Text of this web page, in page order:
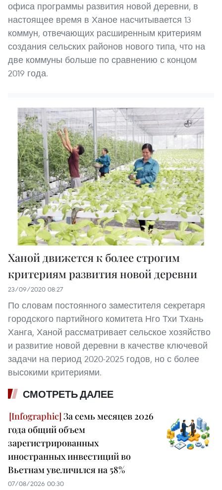
офиса программы развития новой деревни, в
настоящее время в Ханое насчитывается 13
коммун, отвечающих расширенным критериям
создания сельских районов нового типа, что на
две коммуны больше по сравнению с концом
2019 года.
Ханой движется к более строгим
критериям развития новой деревни
23/09/2020 08:27
По словам постоянного заместителя секретаря
городского партийного комитета Нго Тхи Тхань
Ханга, Ханой рассматривает сельское хозяйство
и развитие новой деревни в качестве ключевой
задачи на период 2020-2025 годов, но с более
высокими критериями.
СМОТРЕТЬ ДАЛЕЕ
За семь месяцев 2026
года общий объем
зарегистрированных
иностранных инвестиций во
Вьетнам увеличился на 58%
07/08/2026 00:30